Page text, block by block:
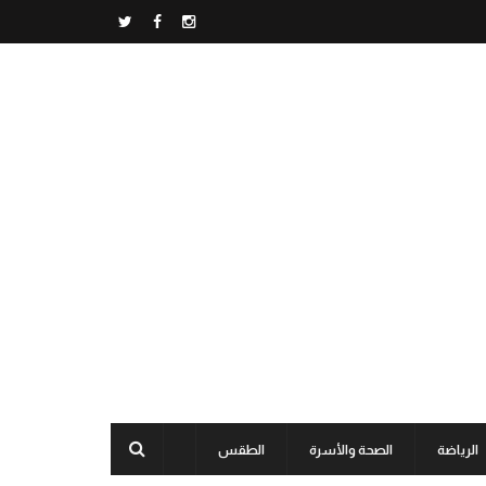
الرياضة الصحة والأسرة الطقس